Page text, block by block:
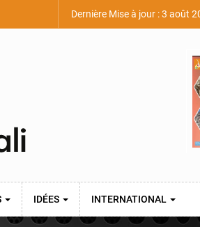
Dernière Mise à jour : 3 août
IDÉES INTERNATIONAL